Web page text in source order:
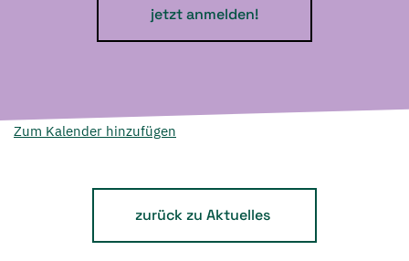
jetzt anmelden!
Zum Kalender hinzufügen
zurück zu Aktuelles